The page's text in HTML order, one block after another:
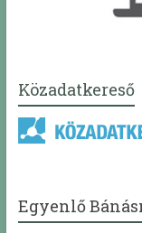
Közadatkereső
Egyenlő